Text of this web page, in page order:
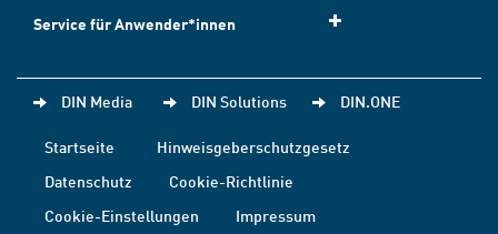
Service für Anwender*innen
DIN Media DIN Solutions DIN.ONE
Startseite
Hinweisgeberschutzgesetz
Datenschutz
Cookie-Richtlinie
Cookie-Einstellungen
Impressum